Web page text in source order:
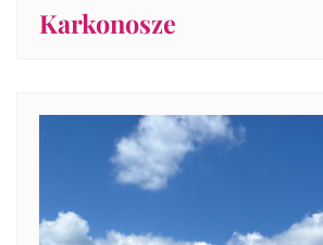
Karkonosze